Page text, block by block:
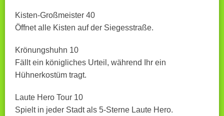
Kisten-Großmeister 40
Öffnet alle Kisten auf der Siegesstraße.
Krönungshuhn 10
Fällt ein königliches Urteil, während Ihr ein
Hühnerkostüm tragt.
Laute Hero Tour 10
Spielt in jeder Stadt als 5-Sterne Laute Hero.